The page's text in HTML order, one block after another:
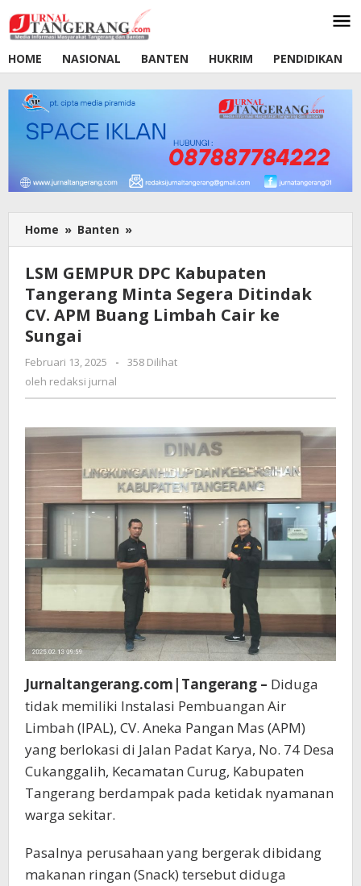
ke
konten
HOME
NASIONAL BANTEN HUKRIM PENDIDIKAN
Home » Banten »
GEMPUR
Kabupaten
Tangerang
Minta
CV.
Buang
Cair
Sungai
LSM GEMPUR DPC Kabupaten
Tangerang Minta Segera Ditindak
CV. APM Buang Limbah Cair ke
Sungai
Februari 13, 2025
oleh
redaksi
-
358 Dilihat
oleh redaksi jurnal
Jurnaltangerang.com|Tangerang – Diduga
tidak memiliki Instalasi Pembuangan Air
Limbah (IPAL), CV. Aneka Pangan Mas (APM)
yang berlokasi di Jalan Padat Karya, No. 74 Desa
Cukanggalih, Kecamatan Curug, Kabupaten
Tangerang berdampak pada ketidak nyamanan
warga sekitar.
Pasalnya perusahaan yang bergerak dibidang
makanan ringan (Snack) tersebut diduga